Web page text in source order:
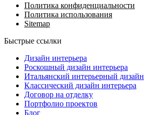
Политика конфиденциальности
Политика использования
Sitemap
Быстрые ссылки
Дизайн интерьера
Роскошный дизайн интерьера
Итальянский интерьерный дизайн
Классический дизайн интерьера
Договор на отделку
Портфолио проектов
Блог